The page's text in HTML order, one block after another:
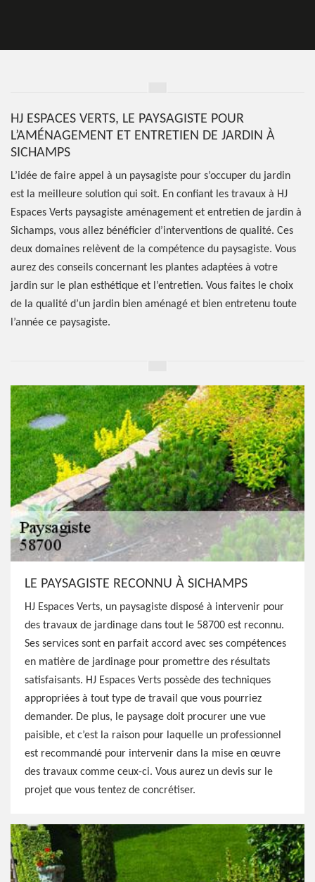
HJ ESPACES VERTS, LE PAYSAGISTE POUR
L’AMÉNAGEMENT ET ENTRETIEN DE JARDIN À
SICHAMPS
L’idée de faire appel à un paysagiste pour s’occuper du jardin
est la meilleure solution qui soit. En confiant les travaux à HJ
Espaces Verts paysagiste aménagement et entretien de jardin à
Sichamps, vous allez bénéficier d’interventions de qualité. Ces
deux domaines relèvent de la compétence du paysagiste. Vous
aurez des conseils concernant les plantes adaptées à votre
jardin sur le plan esthétique et l’entretien. Vous faites le choix
de la qualité d’un jardin bien aménagé et bien entretenu toute
l’année ce paysagiste.
LE PAYSAGISTE RECONNU À SICHAMPS
HJ Espaces Verts, un paysagiste disposé à intervenir pour
des travaux de jardinage dans tout le 58700 est reconnu.
Ses services sont en parfait accord avec ses compétences
en matière de jardinage pour promettre des résultats
satisfaisants. HJ Espaces Verts possède des techniques
appropriées à tout type de travail que vous pourriez
demander. De plus, le paysage doit procurer une vue
paisible, et c’est la raison pour laquelle un professionnel
est recommandé pour intervenir dans la mise en œuvre
des travaux comme ceux-ci. Vous aurez un devis sur le
projet que vous tentez de concrétiser.